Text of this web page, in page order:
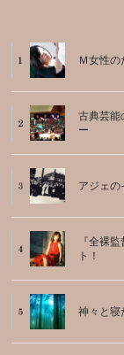
Ｍ女性の
古典芸能
ー
アジェの
『全裸
ト！
神々と